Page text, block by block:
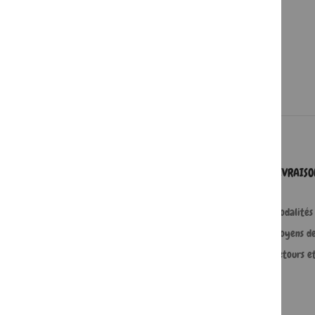
Moyens
Retours